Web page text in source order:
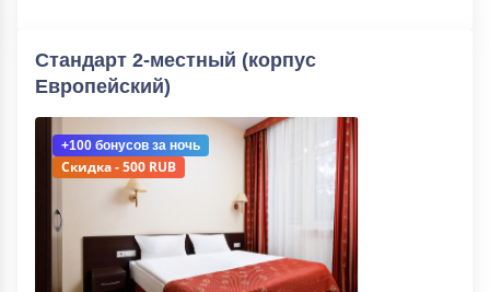
Стандарт 2-местный (корпус
Европейский)
+100 бонусов за ночь
Скидка - 500 RUB